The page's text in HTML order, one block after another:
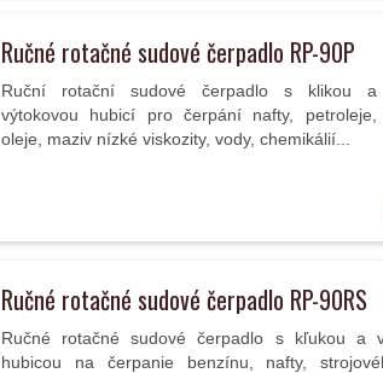
Ručné rotačné sudové čerpadlo RP-90P
Ruční rotační sudové čerpadlo s klikou a
výtokovou hubicí pro čerpání nafty, petroleje,
oleje, maziv nízké viskozity, vody, chemikálií...
Ručné rotačné sudové čerpadlo RP-90RS
Ručné rotačné sudové čerpadlo s kľukou a
hubicou na čerpanie benzínu, nafty,